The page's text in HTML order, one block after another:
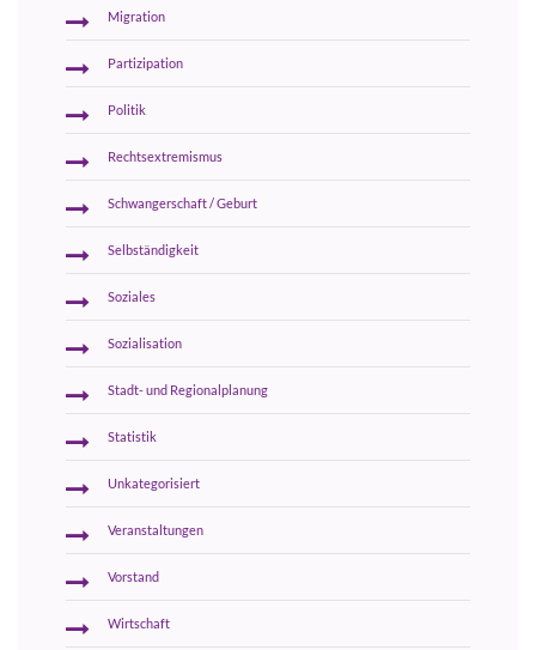
Migration
Partizipation
Politik
Rechtsextremismus
Schwangerschaft / Geburt
Selbständigkeit
Soziales
Sozialisation
Stadt- und Regionalplanung
Statistik
Unkategorisiert
Veranstaltungen
Vorstand
Wirtschaft